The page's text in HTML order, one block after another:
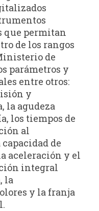
que permitan
de los rangos
de
parámetros y
entre otros:
y
la agudeza
los tiempos de
al
de
aceleración y el
integral
la
y la franja